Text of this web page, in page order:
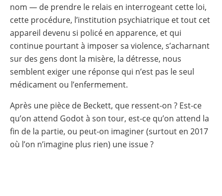
nom — de prendre le relais en interrogeant cette loi,
cette procédure, l’institution psychiatrique et tout cet
appareil devenu si policé en apparence, et qui
continue pourtant à imposer sa violence, s’acharnant
sur des gens dont la misère, la détresse, nous
semblent exiger une réponse qui n’est pas le seul
médicament ou l’enfermement.
Après une pièce de Beckett, que ressent-on ? Est-ce
qu’on attend Godot à son tour, est-ce qu’on attend la
fin de la partie, ou peut-on imaginer (surtout en 2017
où l’on n’imagine plus rien) une issue ?